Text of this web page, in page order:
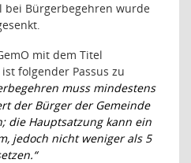
bei Bürgerbegehren wurde
.
mit dem Titel
folgender Passus zu
muss mindestens
der Bürger der Gemeinde
die Hauptsatzung kann ein
jedoch nicht weniger als 5